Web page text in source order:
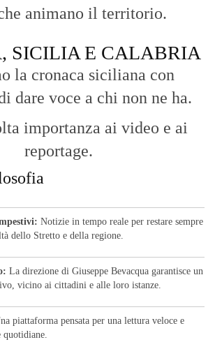
animano il territorio.
SICILIA E CALABRIA
la cronaca siciliana con
dare voce a chi non ne ha.
importanza ai video e ai
reportage.
Notizie in tempo reale per restare sempre
dello Stretto e della regione.
La direzione di Giuseppe Bevacqua garantisce un
vicino ai cittadini e alle loro istanze.
piattaforma pensata per una lettura veloce e